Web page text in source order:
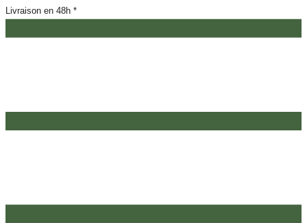
Livraison en 48h *